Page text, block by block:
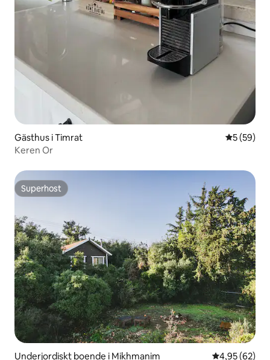
Gästhus i Timrat 5 av 5 i
5 (59)
Keren Or
Superhost
Superhost
Underjordiskt boende i Mikhmanim 4,95 av 5 i
4,95 (62)